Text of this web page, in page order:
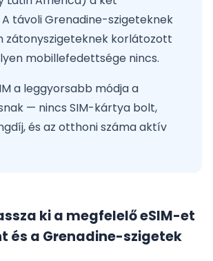
távoli Grenadine-szigeteknek
zátonyszigeteknek korlátozott
mobillefedettsége nincs.
a leggyorsabb módja a
— nincs SIM-kártya bolt,
és az otthoni száma aktív
ki a megfelelő eSIM-et
és a Grenadine-szigetek